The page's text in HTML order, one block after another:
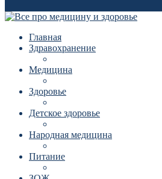
Главная
Здравохранение
Медицина
Здоровье
Детское здоровье
Народная медицина
Питание